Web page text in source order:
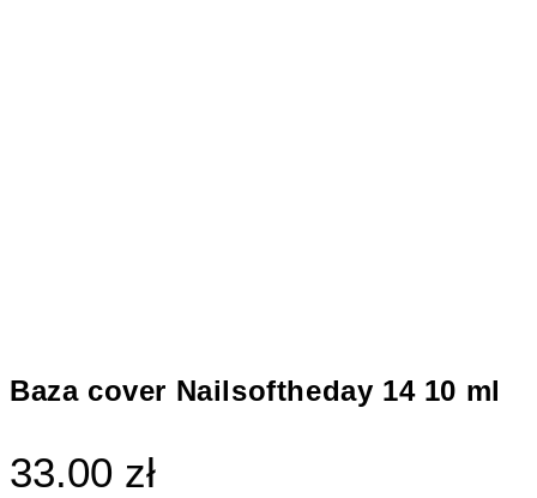
Baza cover Nailsoftheday 14 10 ml
33.00 zł